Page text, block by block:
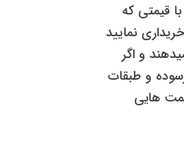
قیمتی که
نمایید
و اگر
و طبقات
هایی